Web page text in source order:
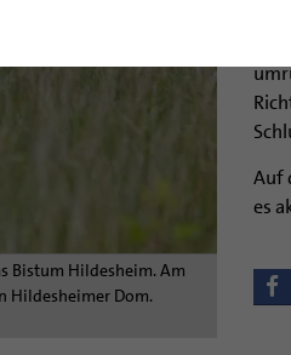
Bistum Hildesheim. Am
Hildesheimer Dom.
Auf
es